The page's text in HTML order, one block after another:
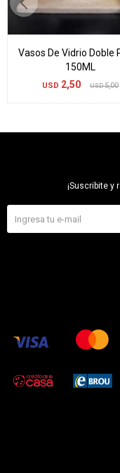
Vasos De Vidrio Doble
150ML
USD 2,50 USD 5,00
¡Suscribite y